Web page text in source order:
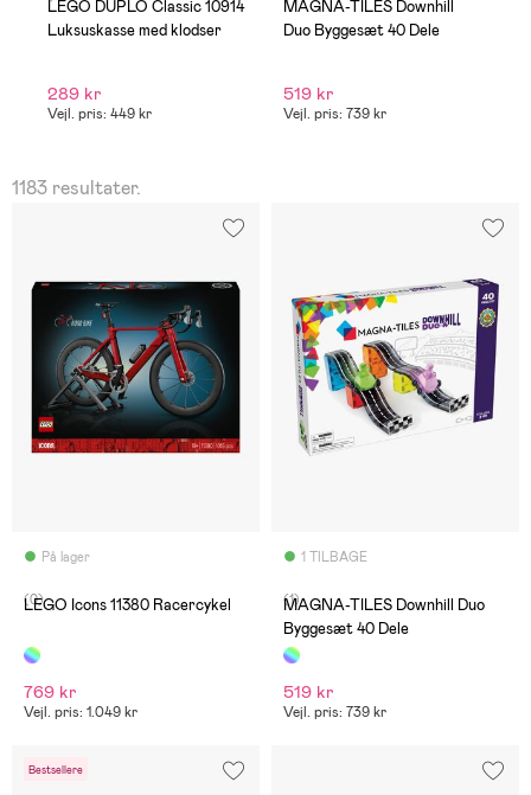
LEGO DUPLO Classic 10914
Luksuskasse med klodser
289 kr
Vejl. pris: 449 kr
MAGNA-TILES Downhill
Duo Byggesæt 40 Dele
519 kr
Vejl. pris: 739 kr
1183 resultater.
På lager
(0)
LEGO Icons 11380 Racercykel
769 kr
Vejl. pris: 1.049 kr
1 TILBAGE
(1)
MAGNA-TILES Downhill Duo
Byggesæt 40 Dele
519 kr
Vejl. pris: 739 kr
Bestsellere